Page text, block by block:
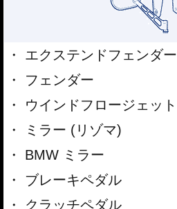
エクステンドフェンダー
フェンダー
ウインドフロージェット
ミラー (リゾマ)
BMW ミラー
ブレーキペダル
クラッチペダル